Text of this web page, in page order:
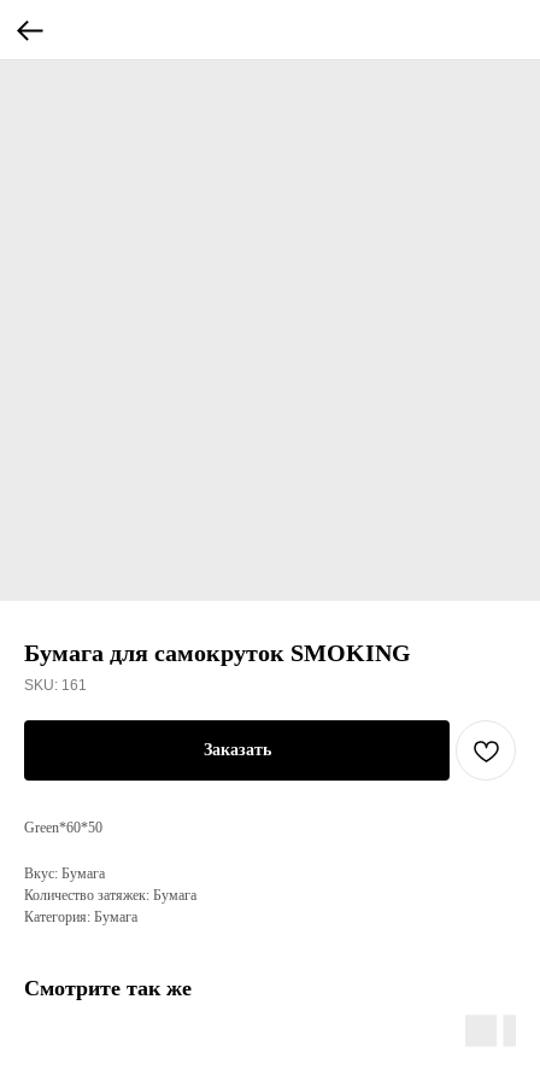
Бумага для самокруток SMOKING
SKU: 161
Заказать
Green*60*50
Вкус: Бумага
Количество затяжек: Бумага
Категория: Бумага
Смотрите так же